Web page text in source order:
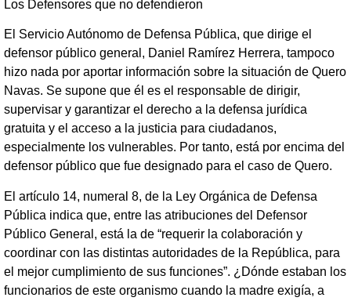
Los Defensores que no defendieron
El Servicio Autónomo de Defensa Pública, que dirige el
defensor público general, Daniel Ramírez Herrera, tampoco
hizo nada por aportar información sobre la situación de Quero
Navas. Se supone que él es el responsable de dirigir,
supervisar y garantizar el derecho a la defensa jurídica
gratuita y el acceso a la justicia para ciudadanos,
especialmente los vulnerables. Por tanto, está por encima del
defensor público que fue designado para el caso de Quero.
El artículo 14, numeral 8, de la Ley Orgánica de Defensa
Pública indica que, entre las atribuciones del Defensor
Público General, está la de “requerir la colaboración y
coordinar con las distintas autoridades de la República, para
el mejor cumplimiento de sus funciones”. ¿Dónde estaban los
funcionarios de este organismo cuando la madre exigía, a